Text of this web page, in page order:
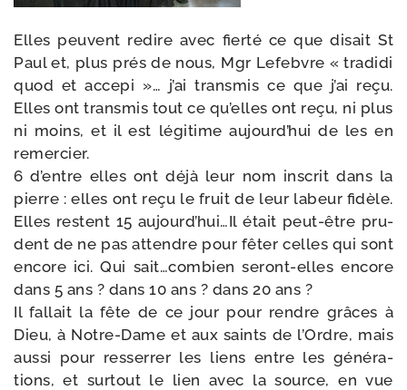
Elles peuvent redire avec fier­té ce que disait St
Paul et, plus prés de nous, Mgr Lefebvre « tra­di­di
quod et acce­pi »… j’ai trans­mis ce que j’ai reçu.
Elles ont trans­mis tout ce qu’elles ont reçu, ni plus
ni moins, et il est légi­time aujourd’hui de les en
remercier.
6 d’entre elles ont déjà leur nom ins­crit dans la
pierre : elles ont reçu le fruit de leur labeur fidèle.
Elles res­tent 15 aujourd’hui…Il était peut-​être pru­
dent de ne pas attendre pour fêter celles qui sont
encore ici. Qui sait…combien seront-​elles encore
dans 5 ans ? dans 10 ans ? dans 20 ans ?
Il fal­lait la fête de ce jour pour rendre grâces à
Dieu, à Notre-​Dame et aux saints de l’Ordre, mais
aus­si pour res­ser­rer les liens entre les géné­ra­
tions, et sur­tout le lien avec la source, en vue